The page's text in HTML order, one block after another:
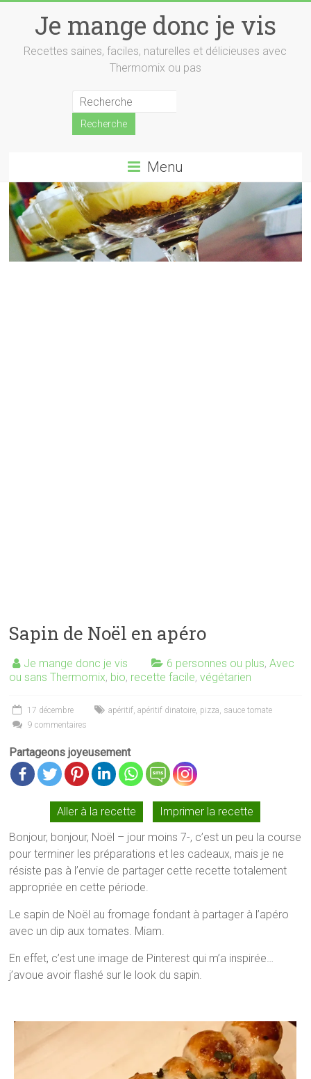
contentJe mange donc je vis
Recettes saines, faciles, naturelles et délicieuses avec
Thermomix ou pas
Menu
Sapin de Noël en apéro
Je mange donc je vis 6 personnes ou plus,Avec
ou sans Thermomix, bio, recette facile,végétarien
17 décembre apéritif,apéritif dinatoire, pizza, sauce tomate
9 commentaires
Partageons joyeusement
Aller à la recette
Imprimer la recette
Bonjour, bonjour, Noël – jour moins 7-, c’est un peu la course
pour terminer les préparations et les cadeaux, mais je ne
résiste pas à l’envie de partager cette recette totalement
appropriée en cette période.
Le sapin de Noël au fromage fondant à partager à l’apéro
avec un dip aux tomates. Miam.
En effet, c’est une image de Pinterest qui m’a inspirée…
j’avoue avoir flashé sur le look du sapin.